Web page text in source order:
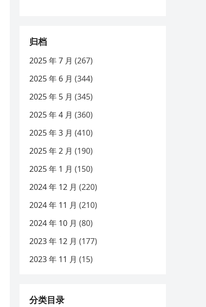
归档
2025 年 7 月 (267)
2025 年 6 月 (344)
2025 年 5 月 (345)
2025 年 4 月 (360)
2025 年 3 月 (410)
2025 年 2 月 (190)
2025 年 1 月 (150)
2024 年 12 月 (220)
2024 年 11 月 (210)
2024 年 10 月 (80)
2023 年 12 月 (177)
2023 年 11 月 (15)
分类目录